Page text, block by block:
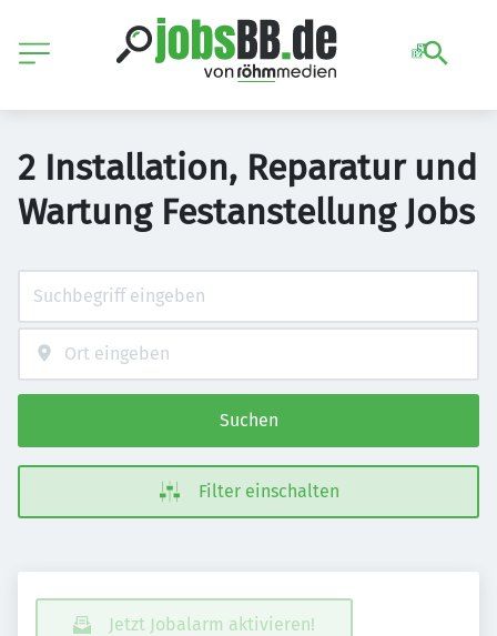
2 Installation, Reparatur und
Wartung Festanstellung Jobs
Suchen
Filter einschalten
Jetzt Jobalarm aktivieren!